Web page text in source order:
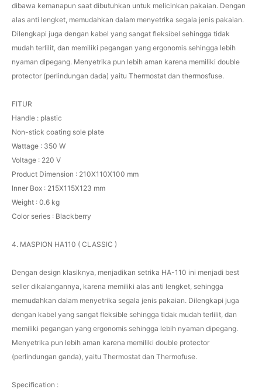
dibawa kemanapun saat dibutuhkan untuk melicinkan pakaian. Dengan
alas anti lengket, memudahkan dalam menyetrika segala jenis pakaian.
Dilengkapi juga dengan kabel yang sangat fleksibel sehingga tidak
mudah terlilit, dan memiliki pegangan yang ergonomis sehingga lebih
nyaman dipegang. Menyetrika pun lebih aman karena memiliki double
protector (perlindungan dada) yaitu Thermostat dan thermosfuse.
FITUR
Handle : plastic
Non-stick coating sole plate
Wattage : 350 W
Voltage : 220 V
Product Dimension : 210X110X100 mm
Inner Box : 215X115X123 mm
Weight : 0.6 kg
Color series : Blackberry
4. MASPION HA110 ( CLASSIC )
Dengan design klasiknya, menjadikan setrika HA-110 ini menjadi best
seller dikalangannya, karena memiliki alas anti lengket, sehingga
memudahkan dalam menyetrika segala jenis pakaian. Dilengkapi juga
dengan kabel yang sangat fleksible sehingga tidak mudah terlilit, dan
memiliki pegangan yang ergonomis sehingga lebih nyaman dipegang.
Menyetrika pun lebih aman karena memiliki double protector
(perlindungan ganda), yaitu Thermostat dan Thermofuse.
Specification :